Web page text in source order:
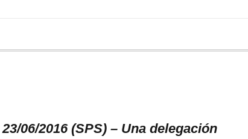
06/2016 (SPS) – Una delegación